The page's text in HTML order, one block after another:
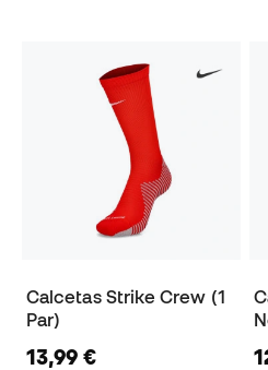
Calcetas Strike Crew (1
Par)
13,99 €